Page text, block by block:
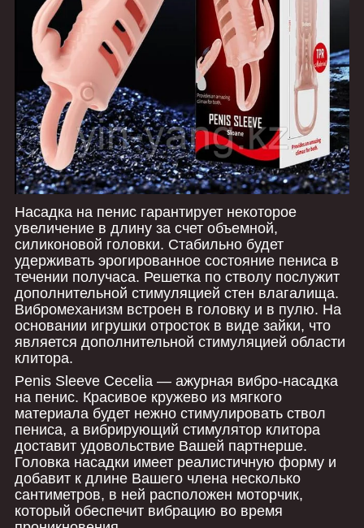
Насадка на пенис гарантирует некоторое
увеличение в длину за счет объемной,
силиконовой головки. Стабильно будет
удерживать эрогированное состояние пениса в
течении получаса. Решетка по стволу послужит
дополнительной стимуляцией стен влагалища.
Вибромеханизм встроен в головку и в пулю. На
основании игрушки отросток в виде зайки, что
является дополнительной стимуляцией области
клитора.
Penis Sleeve Cecelia ― ажурная вибро-насадка
на пенис. Красивое кружево из мягкого
материала будет нежно стимулировать ствол
пениса, а вибрирующий стимулятор клитора
доставит удовольствие Вашей партнерше.
Головка насадки имеет реалистичную форму и
добавит к длине Вашего члена несколько
сантиметров, в ней расположен моторчик,
который обеспечит вибрацию во время